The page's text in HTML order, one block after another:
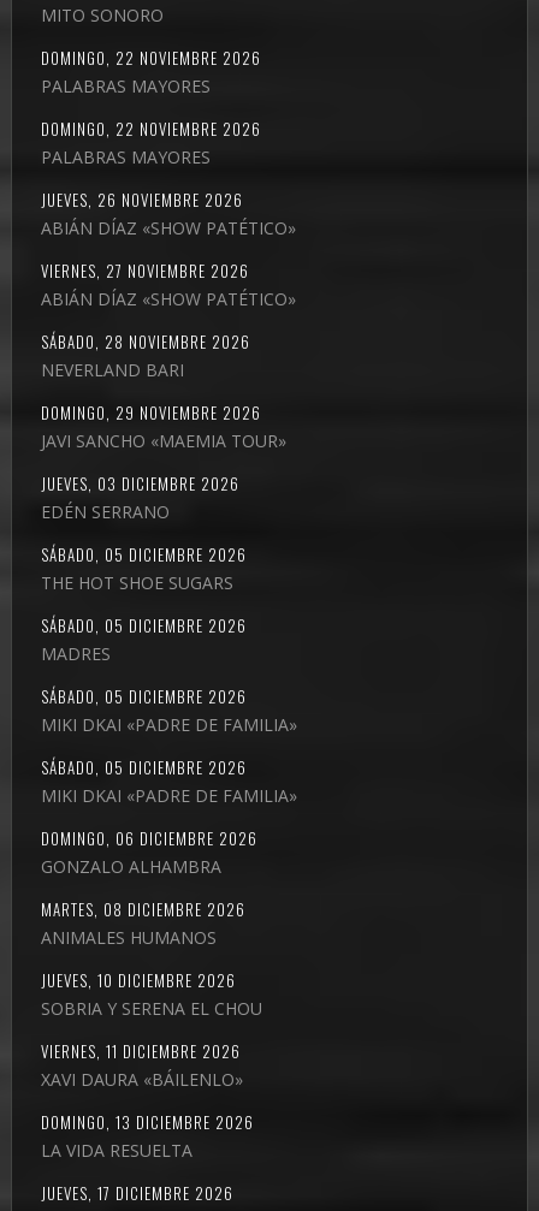
MITO SONORO
DOMINGO, 22 NOVIEMBRE 2026
PALABRAS MAYORES
DOMINGO, 22 NOVIEMBRE 2026
PALABRAS MAYORES
JUEVES, 26 NOVIEMBRE 2026
ABIÁN DÍAZ «SHOW PATÉTICO»
VIERNES, 27 NOVIEMBRE 2026
ABIÁN DÍAZ «SHOW PATÉTICO»
SÁBADO, 28 NOVIEMBRE 2026
NEVERLAND BARI
DOMINGO, 29 NOVIEMBRE 2026
JAVI SANCHO «MAEMIA TOUR»
JUEVES, 03 DICIEMBRE 2026
EDÉN SERRANO
SÁBADO, 05 DICIEMBRE 2026
THE HOT SHOE SUGARS
SÁBADO, 05 DICIEMBRE 2026
MADRES
SÁBADO, 05 DICIEMBRE 2026
MIKI DKAI «PADRE DE FAMILIA»
SÁBADO, 05 DICIEMBRE 2026
MIKI DKAI «PADRE DE FAMILIA»
DOMINGO, 06 DICIEMBRE 2026
GONZALO ALHAMBRA
MARTES, 08 DICIEMBRE 2026
ANIMALES HUMANOS
JUEVES, 10 DICIEMBRE 2026
SOBRIA Y SERENA EL CHOU
VIERNES, 11 DICIEMBRE 2026
XAVI DAURA «BÁILENLO»
DOMINGO, 13 DICIEMBRE 2026
LA VIDA RESUELTA
JUEVES, 17 DICIEMBRE 2026